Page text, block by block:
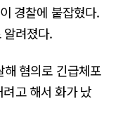
경찰에 붙잡혔다.
알려졌다.
해 혐의로 긴급체포
고 해서 화가 났